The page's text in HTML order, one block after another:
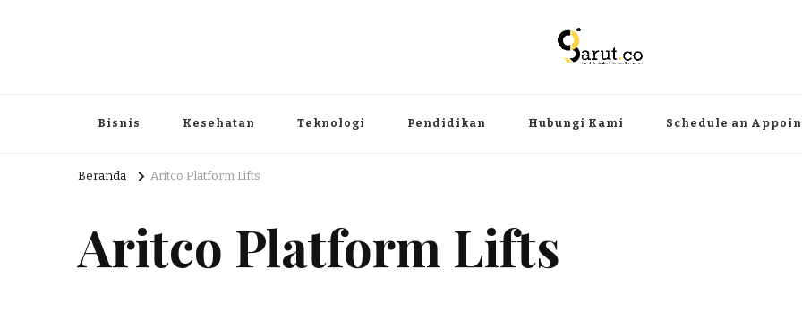
Bisnis Kesehatan Teknologi Pendidikan Hubungi Kami Schedule an
Beranda Aritco Platform Lifts
Aritco Platform Lifts